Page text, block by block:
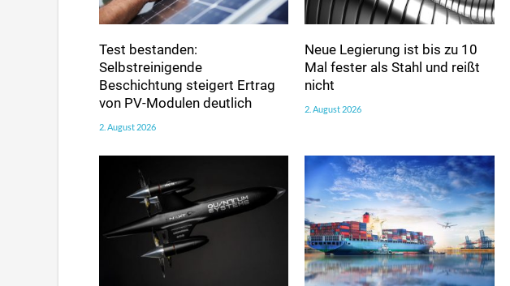
Test bestanden:
Selbstreinigende
Beschichtung steigert Ertrag
von PV-Modulen deutlich
2. August 2026
Neue Legierung ist bis zu 10
Mal fester als Stahl und reißt
nicht
2. August 2026